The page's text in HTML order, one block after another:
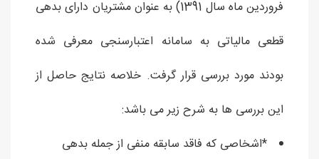
فروردین ماه سال 1391) به عنوان مشتریان دارای بدهی
قطعی مالیاتی به سامانه اعتبارسنجی معرفی شده
بودند مورد بررسی قرار گرفت. خلاصه نتایج حاصل از
این بررسی ها به شرح زیر می باشد:
*اشخاصی که فاقد سابقه منفی از جمله بدهی